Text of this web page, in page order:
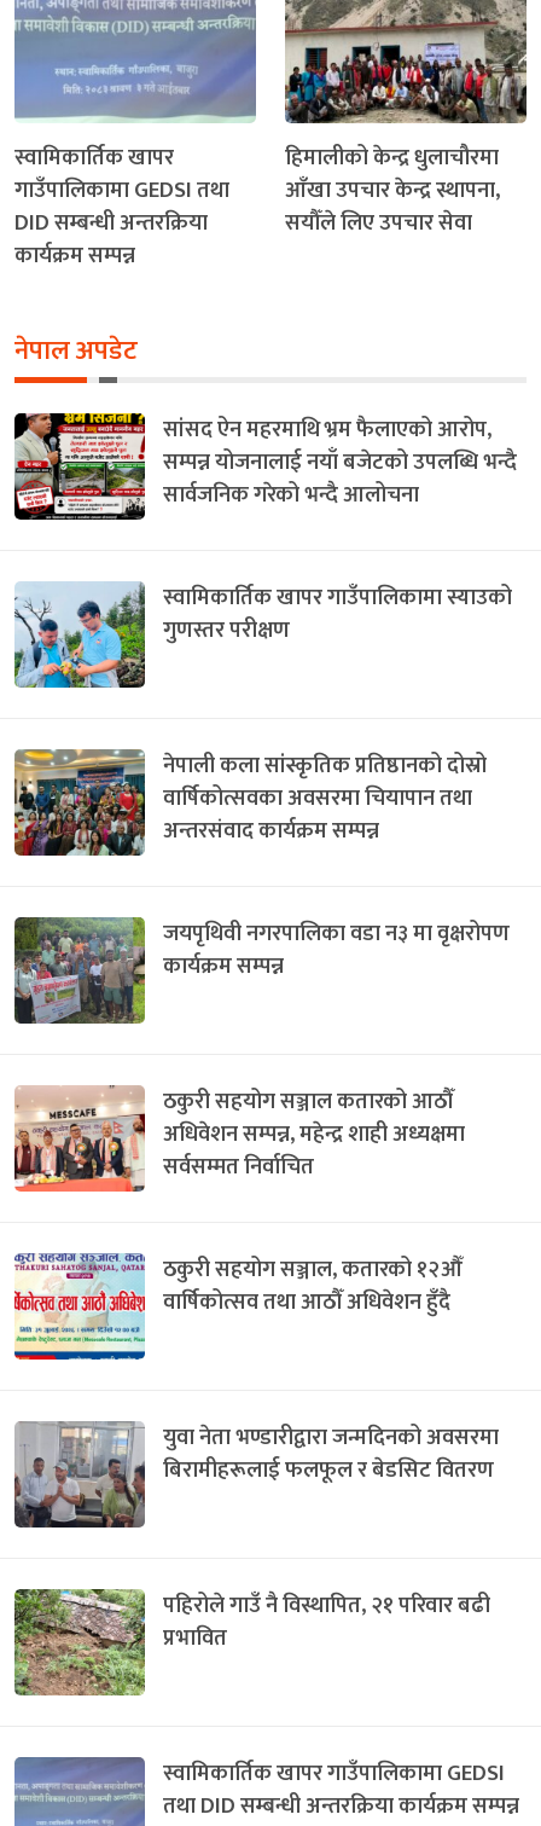
स्वामिकार्तिक खापर
गाउँपालिकामा GEDSI तथा
DID सम्बन्धी अन्तरक्रिया
कार्यक्रम सम्पन्न
हिमालीको केन्द्र धुलाचौरमा
आँखा उपचार केन्द्र स्थापना,
सयौँले लिए उपचार सेवा
नेपाल अपडेट
सांसद ऐन महरमाथि भ्रम फैलाएको आरोप,
सम्पन्न योजनालाई नयाँ बजेटको उपलब्धि भन्दै
सार्वजनिक गरेको भन्दै आलोचना
स्वामिकार्तिक खापर गाउँपालिकामा स्याउको
गुणस्तर परीक्षण
नेपाली कला सांस्कृतिक प्रतिष्ठानको दोस्रो
वार्षिकोत्सवका अवसरमा चियापान तथा
अन्तरसंवाद कार्यक्रम सम्पन्न
जयपृथिवी नगरपालिका वडा न३ मा वृक्षरोपण
कार्यक्रम सम्पन्न
ठकुरी सहयोग सञ्जाल कतारको आठौँ
अधिवेशन सम्पन्न, महेन्द्र शाही अध्यक्षमा
सर्वसम्मत निर्वाचित
ठकुरी सहयोग सञ्जाल, कतारको १२औँ
वार्षिकोत्सव तथा आठौँ अधिवेशन हुँदै
युवा नेता भण्डारीद्वारा जन्मदिनको अवसरमा
बिरामीहरूलाई फलफूल र बेडसिट वितरण
पहिरोले गाउँ नै विस्थापित, २१ परिवार बढी
प्रभावित
स्वामिकार्तिक खापर गाउँपालिकामा GEDSI
तथा DID सम्बन्धी अन्तरक्रिया कार्यक्रम सम्पन्न